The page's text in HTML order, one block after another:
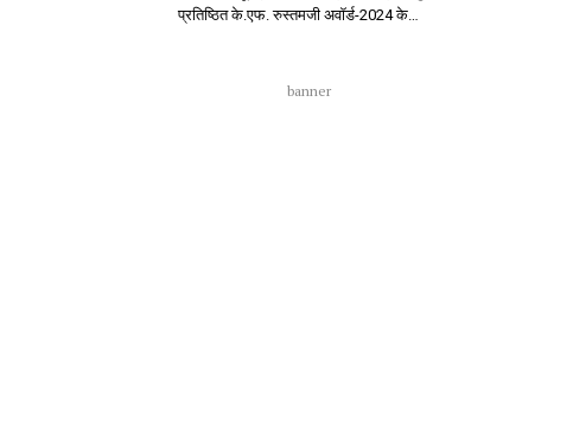
प्रतिष्ठित के.एफ. रुस्तमजी अवॉर्ड-2024 के…
banner